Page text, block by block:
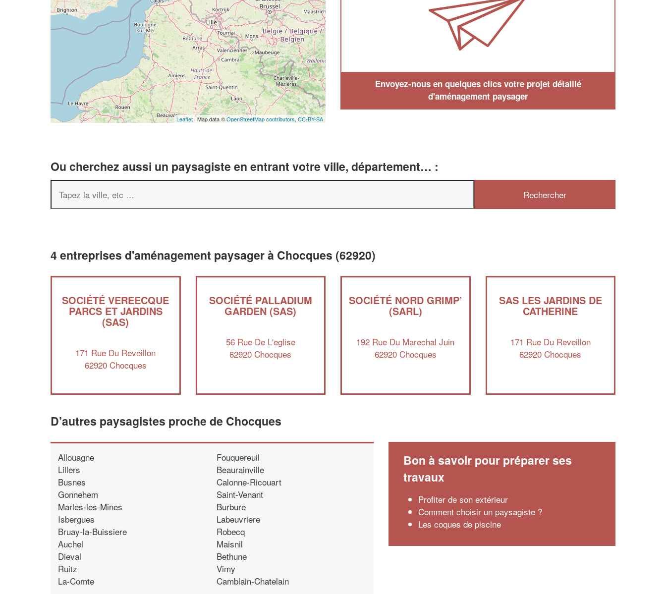
Leaflet| Map data ©OpenStreetMap contributors, CC-BY-SA
Envoyez-nous en quelques clics votre projet détaillé
d'aménagement paysager
Ou cherchez aussi un paysagiste en entrant votre ville, département… :
4 entreprises d'aménagement paysager à Chocques (62920)
SOCIÉTÉ VEREECQUE
PARCS ET JARDINS
(SAS)
171 Rue Du Reveillon
62920 Chocques
SOCIÉTÉ PALLADIUM
GARDEN (SAS)
56 Rue De L'eglise
62920 Chocques
SOCIÉTÉ NORD GRIMP’
(SARL)
192 Rue Du Marechal Juin
62920 Chocques
SAS LES JARDINS DE
CATHERINE
171 Rue Du Reveillon
62920 Chocques
D’autres paysagistes proche de Chocques
Allouagne
Lillers
Busnes
Gonnehem
Marles-les-Mines
Isbergues
Bruay-la-Buissiere
Auchel
Dieval
Ruitz
La-Comte
Fouquereuil
Beaurainville
Calonne-Ricouart
Saint-Venant
Burbure
Labeuvriere
Robecq
Maisnil
Bethune
Vimy
Camblain-Chatelain
Bon à savoir pour préparer ses
travaux
Profiter de son extérieur
Comment choisir un paysagiste ?
Les coques de piscine
✕
nouveaux clients!
En savoir plus